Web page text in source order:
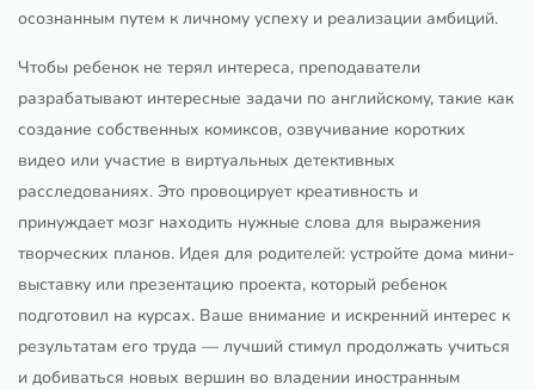
осознанным путем к личному успеху и реализации амбиций.
Чтобы ребенок не терял интереса, преподаватели
разрабатывают интересные задачи по английскому, такие как
создание собственных комиксов, озвучивание коротких
видео или участие в виртуальных детективных
расследованиях. Это провоцирует креативность и
принуждает мозг находить нужные слова для выражения
творческих планов. Идея для родителей: устройте дома мини-
выставку или презентацию проекта, который ребенок
подготовил на курсах. Ваше внимание и искренний интерес к
результатам его труда — лучший стимул продолжать учиться
и добиваться новых вершин во владении иностранным